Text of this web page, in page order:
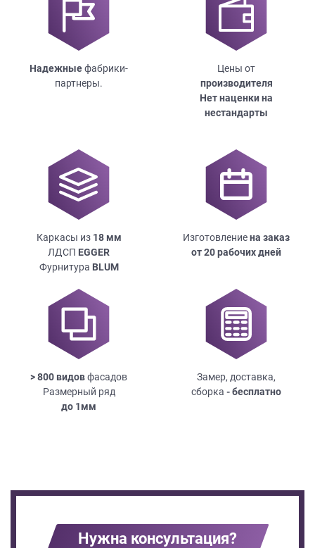
Надежныефабрики-
партнеры.
Цены от
производителя
Нет наценки на
нестандарты
Каркасы из 18мм
ЛДСП EGGER
Фурнитура BLUM
Изготовлениена заказ
от 20 рабочих дней
> 800 видовфасадов
Размерный ряд
до 1мм
Замер, доставка,
сборка - бесплатно
Нужна консультация?